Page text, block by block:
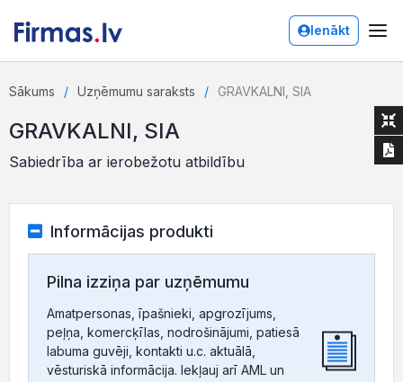
Ienākt
Sākums Uzņēmumu saraksts GRAVKALNI, SIA
GRAVKALNI, SIA
Sabiedrība ar ierobežotu atbildību
Informācijas produkti
Pilna izziņa par uzņēmumu
Amatpersonas, īpašnieki, apgrozījums,
peļņa, komercķīlas, nodrošinājumi, patiesā
labuma guvēji, kontakti u.c. aktuālā,
vēsturiskā informācija. Iekļauj arī AML un